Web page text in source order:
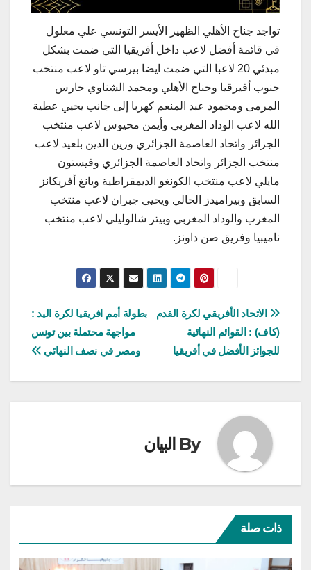
تواجد جناح الأهلي الظهير الأيسر التونسي علي معلول
في قائمة أفضل لاعب داخل أفريقيا التي ضمت بشكل
مبدئي 20 لاعبا التي ضمت ايضا بيرسي تاو لاعب منتخب
جنوب أفيرقيا وجناح الأهلي ومحمد الشناوي حارس
المرمى ومحمود عبد المنعم كهربا إلى جانب يحيي عطية
الله لاعب الوداد المغربي وأيمن محيوس لاعب منتخب
الجزائر واتحاد العاصمة الجزائري وزين الدين بلعيد لاعب
منتخب الجزائر واتحاد العاصمة الجزائري وفيستون
مايلي لاعب منتخب الكونغو الديمقراطية ويانغ أفريكانز
السابق وبيراميدز الحالي ويحيى جبران لاعب منتخب
المغرب والوداد المغربي وبيتر شالوليلي لاعب منتخب
ناميبيا وفريق صن داونز.
تصفّح
المقالات
بطولة أمم افريقيا لكرة اليد :
مواجهة محتملة بين تونس
ومصر في نصف النهائي
الاتحاد الأفريقي لكرة القدم
(كاف) : القوائم النهائية
للجوائز الأفضل في أفريقيا
By البيان
ذات صلة